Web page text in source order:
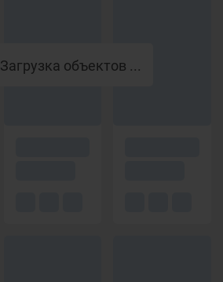
Загрузка объектов ...